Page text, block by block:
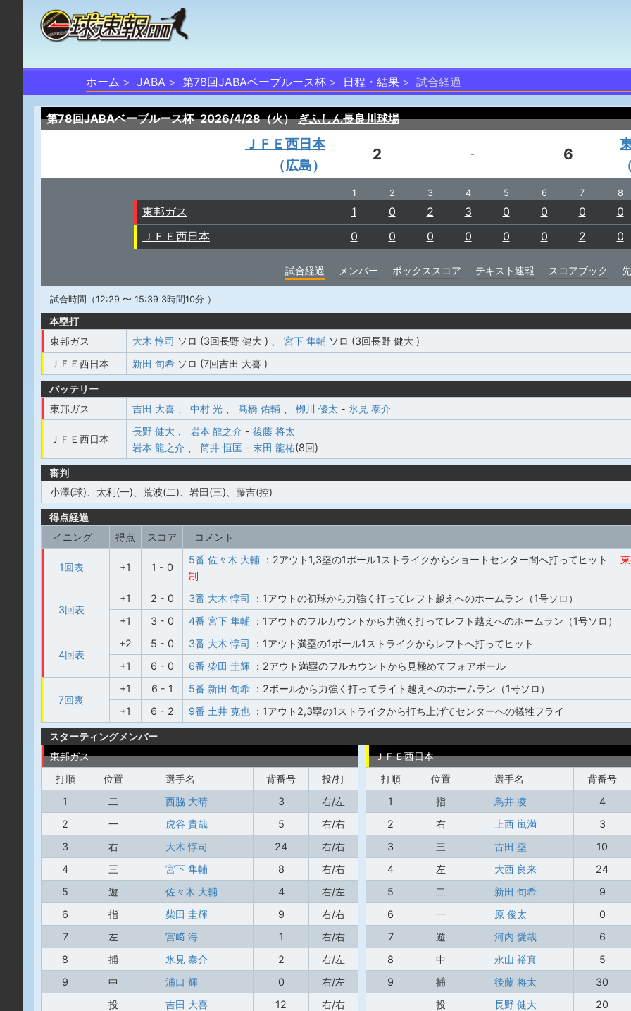
ホーム JABA 第78回JABAベーブルース杯 日程・結果 試合経過
第78回JABAベーブルース杯 2026/4/28（火） ぎふしん長良川球場
ＪＦＥ西日本
（広島）
2 - 6
1 2 3 4 5 6 7 8
東邦ガス 1 0 2 3 0 0 0
0
ＪＦＥ西日本
0 0 0 0 0 0 2 0
試合経過 メンバー ボックススコア テキスト速報 スコアブック
試合時間（12:29 〜 15:39 3時間10分 ）
本塁打
東邦ガス
大木 惇司 ソロ (3回長野 健大 ) 宮下 隼輔 ソロ (3回長野 健大 )
ＪＦＥ西日本
新田 旬希 ソロ (7回吉田 大喜 )
バッテリー
東邦ガス
吉田 大喜 中村 光 髙橋 佑輔 栁川 優太 - 氷見 泰介
ＪＦＥ西日本
長野 健大 岩本 龍之介 - 後藤 将太
岩本 龍之介
筒井 恒匡 - 末田 龍祐(8回)
審判
小澤(球)、太利(一)、荒波(二)、岩田(三)、藤吉(控)
得点経過
イニング
得点 スコア コメント
1回表 +1 1 - 0
5番 佐々木 大輔 ：2アウト1,3塁の1ボール1ストライクからショートセンター間へ打ってヒット
東
制
3回表
+1 2 - 0 3番 大木 惇司
：1アウトの初球から力強く打ってレフト越えへのホームラン（1号ソロ）
+1
3 - 0 4番 宮下 隼輔 ：1アウトのフルカウントから力強く打ってレフト越えへのホームラン（1号ソロ）
4回表
+2 5 - 0 3番 大木 惇司
：1アウト満塁の1ボール1ストライクからレフトへ打ってヒット
+1
6 - 0 6番 柴田 圭輝 ：2アウト満塁のフルカウントから見極めてフォアボール
7回裏
+1 6 - 1 5番 新田 旬希 ：2ボールから力強く打ってライト越えへのホームラン（1号ソロ）
+1
6 - 2 9番 土井 克也 ：1アウト2,3塁の1ストライクから打ち上げてセンターへの犠牲フライ
スターティングメンバー
東邦ガス
打順
位置 選手名 背番号
投/打
1
二 西脇 大晴 3
右/左
2
一 虎谷 貴哉 5
右/右
3
右 大木 惇司 24
右/右
4
三 宮下 隼輔 8
右/右
5
遊 佐々木 大輔 4
右/左
6
指 柴田 圭輝 9
右/右
7
左 宮﨑 海 1
右/右
8
捕 氷見 泰介 2
右/左
9
中 浦口 輝 0
右/左
投
吉田 大喜 12 右/右
ＪＦＥ西日本
打順
位置 選手名
背番号
1
指 鳥井 凌
4
2
右 上西 嵐満
3
3
三 古田 塁
10
4
左 大西 良来
24
5
二 新田 旬希
9
6
一 原 俊太
0
7
遊 河内 愛哉
6
8
中 永山 裕真
5
9
捕 後藤 将太
30
投
長野 健大 20